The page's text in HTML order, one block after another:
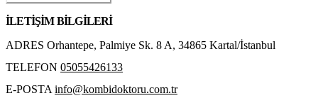
İLETİŞİM BİLGİLERİ
ADRES Orhantepe, Palmiye Sk. 8 A, 34865 Kartal/İstanbul
TELEFON 05055426133
E-POSTA info@kombidoktoru.com.tr